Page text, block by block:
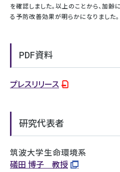
を確認しました。以上のことから、加
る予防改善効果が明らかになりました。
PDF資料
プレスリリース
研究代表者
筑波大学生命環境系
礒田 博子 教授